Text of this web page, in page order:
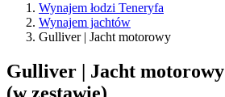
Wynajem łodzi Teneryfa
Wynajem jachtów
Gulliver | Jacht motorowy
Gulliver | Jacht motorowy